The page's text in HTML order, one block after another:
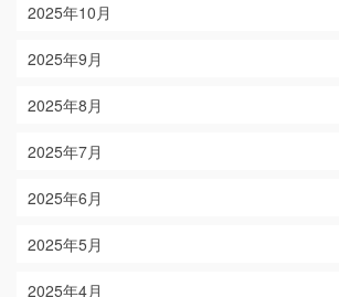
2025年10月
2025年9月
2025年8月
2025年7月
2025年6月
2025年5月
2025年4月